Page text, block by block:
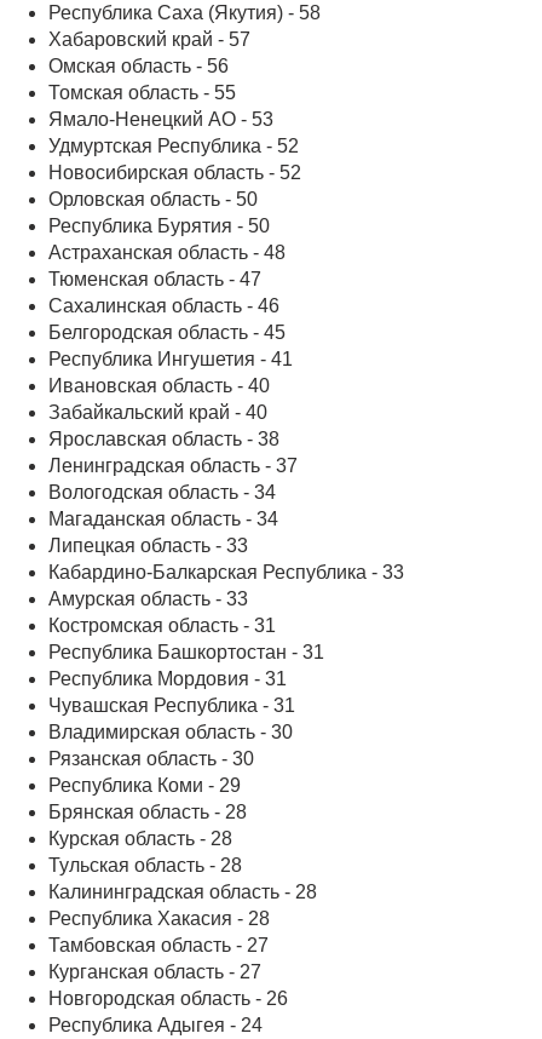
Республика Саха (Якутия) - 58
Хабаровский край - 57
Омская область - 56
Томская область - 55
Ямало-Ненецкий АО - 53
Удмуртская Республика - 52
Новосибирская область - 52
Орловская область - 50
Республика Бурятия - 50
Астраханская область - 48
Тюменская область - 47
Сахалинская область - 46
Белгородская область - 45
Республика Ингушетия - 41
Ивановская область - 40
Забайкальский край - 40
Ярославская область - 38
Ленинградская область - 37
Вологодская область - 34
Магаданская область - 34
Липецкая область - 33
Кабардино-Балкарская Республика - 33
Амурская область - 33
Костромская область - 31
Республика Башкортостан - 31
Республика Мордовия - 31
Чувашская Республика - 31
Владимирская область - 30
Рязанская область - 30
Республика Коми - 29
Брянская область - 28
Курская область - 28
Тульская область - 28
Калининградская область - 28
Республика Хакасия - 28
Тамбовская область - 27
Курганская область - 27
Новгородская область - 26
Республика Адыгея - 24